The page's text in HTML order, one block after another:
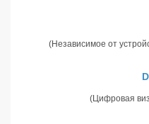
(Независимое от
(Цифровая